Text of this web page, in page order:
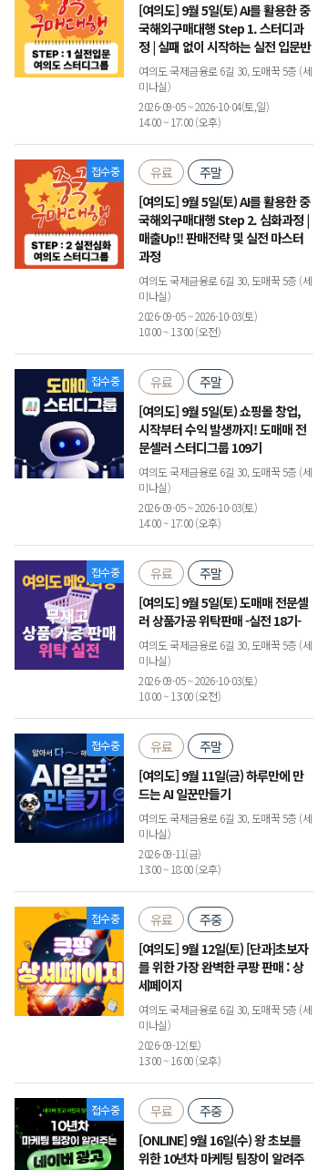
[여의도] 9월 5일(토) AI를 활용한 중
국해외구매대행 Step 1. 스터디과
정 | 실패 없이 시작하는 실전 입문반
여의도 국제금융로 6길 30, 도매꾹 5층 (세
미나실)
2026-09-05 ~ 2026-10-04(토,일)
14:00 ~ 17:00 (오후)
접수중 유료
주말
[여의도] 9월 5일(토) AI를 활용한 중
국해외구매대행 Step 2. 심화과정 |
매출Up!! 판매전략 및 실전 마스터
과정
여의도 국제금융로 6길 30, 도매꾹 5층 (세
미나실)
2026-09-05 ~ 2026-10-03(토)
10:00 ~ 13:00 (오전)
접수중 유료
주말
[여의도] 9월 5일(토) 쇼핑몰 창업,
시작부터 수익 발생까지! 도매매 전
문셀러 스터디그룹 109기
여의도 국제금융로 6길 30, 도매꾹 5층 (세
미나실)
2026-09-05 ~ 2026-10-03(토)
14:00 ~ 17:00 (오후)
접수중 유료
주말
[여의도] 9월 5일(토) 도매매 전문셀
러 상품가공 위탁판매 -실전 18기-
여의도 국제금융로 6길 30, 도매꾹 5층 (세
미나실)
2026-09-05 ~ 2026-10-03(토)
10:00 ~ 13:00 (오전)
접수중 유료
주말
[여의도] 9월 11일(금) 하루만에 만
드는 AI 일꾼만들기
여의도 국제금융로 6길 30, 도매꾹 5층 (세
미나실)
2026-09-11(금)
13:00 ~ 18:00 (오후)
접수중 유료
주중
[여의도] 9월 12일(토) [단과]초보자
를 위한 가장 완벽한 쿠팡 판매 : 상
세페이지
여의도 국제금융로 6길 30, 도매꾹 5층 (세
미나실)
2026-09-12(토)
13:00 ~ 16:00 (오후)
접수중 무료
주중
[ONLINE] 9월 16일(수) 왕 초보를
위한 10년차 마케팅 팀장이 알려주